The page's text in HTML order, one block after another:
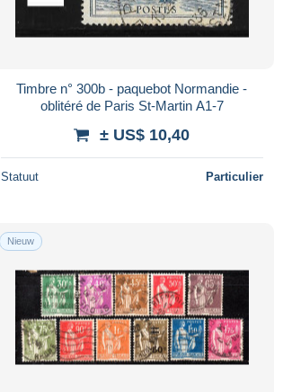
Timbre n° 300b - paquebot Normandie -
oblitéré de Paris St-Martin A1-7
± US$ 10,40
Statuut Particulier
Nieuw